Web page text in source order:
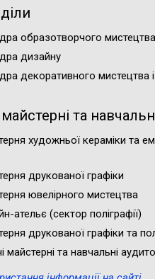
образотворчого мистецтва
дизайну
декоративного мистецтва і
та
художньої кераміки та
друкованої графіки
ювелірного мистецтва
ательє (cектор поліграфії)
друкованої графіки та
майстерні та навчальні